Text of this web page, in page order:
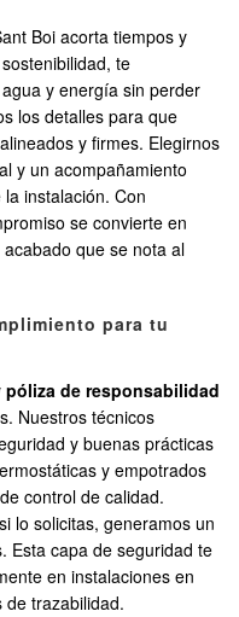
Boi acorta tiempos y
te
y energía sin perder
los detalles para que
y firmes. Elegirnos
y un acompañamiento
instalación. Con
se convierte en
que se nota al
para tu
póliza de responsabilidad
Nuestros técnicos
y buenas prácticas
y empotrados
control de calidad.
lo solicitas, generamos un
Esta capa de seguridad te
en instalaciones en
de trazabilidad.